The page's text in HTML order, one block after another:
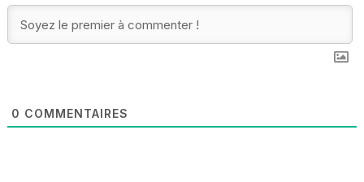
0 COMMENTAIRES